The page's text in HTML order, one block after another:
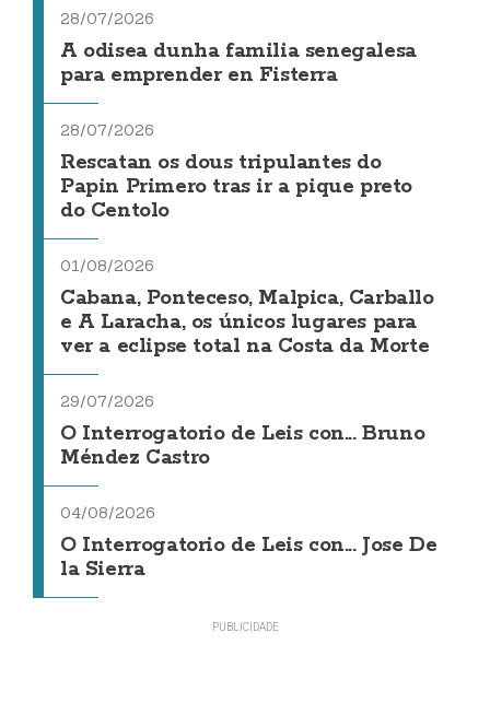
28/07/2026
A odisea dunha familia senegalesa
para emprender en Fisterra
28/07/2026
Rescatan os dous tripulantes do
Papin Primero tras ir a pique preto
do Centolo
01/08/2026
Cabana, Ponteceso, Malpica, Carballo
e A Laracha, os únicos lugares para
ver a eclipse total na Costa da Morte
29/07/2026
O Interrogatorio de Leis con... Bruno
Méndez Castro
04/08/2026
O Interrogatorio de Leis con... Jose De
la Sierra